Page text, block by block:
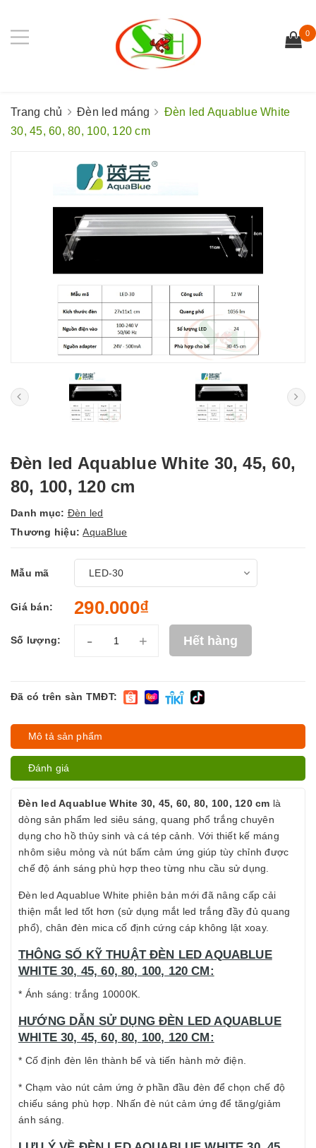
0
Trang chủ Đèn led máng
Đèn led Aquablue White
30, 45, 60, 80, 100, 120 cm
Đèn led Aquablue White 30, 45, 60,
80, 100, 120 cm
Danh mục: Đèn led
Thương hiệu:AquaBlue
Mẫu mã
Giá bán: 290.000₫
Số lượng: - + Hết hàng
Đã có trên sàn TMĐT:
Mô tả sản phẩm
Đánh giá
Đèn led Aquablue White 30, 45, 60, 80, 100, 120 cm là
dòng sản phẩm led siêu sáng, quang phổ trắng chuyên
dụng cho hồ thủy sinh và cá tép cảnh. Với thiết kế máng
nhôm siêu mỏng và nút bấm cảm ứng giúp tùy chỉnh được
chế độ ánh sáng phù hợp theo từng nhu cầu sử dụng.
Đèn led Aquablue White phiên bản mới đã nâng cấp cải
thiện mắt led tốt hơn (sử dụng mắt led trắng đầy đủ quang
phổ), chân đèn mica cố định cứng cáp không lật xoay.
THÔNG SỐ KỸ THUẬT ĐÈN LED AQUABLUE
WHITE 30, 45, 60, 80, 100, 120 CM:
* Ánh sáng: trắng 10000K.
HƯỚNG DẪN SỬ DỤNG ĐÈN LED AQUABLUE
WHITE 30, 45, 60, 80, 100, 120 CM:
* Cố định đèn lên thành bể và tiến hành mở điện.
* Chạm vào nút cảm ứng ở phần đầu đèn để chọn chế độ
chiếu sáng phù hợp. Nhấn đè nút cảm ứng để tăng/giảm
ánh sáng.